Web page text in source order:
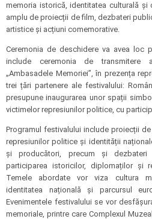
memoria istorică, identitatea culturală și
amplu de proiecții de film, dezbateri
artistice și acțiuni comemorative.
Ceremonia de deschidere va avea loc
include ceremonia de transmitere
„Ambasadele Memoriei”, în prezența
trei țări partenere ale festivalului:
presupune inaugurarea unor spații
victimelor represiunilor politice, cu
Programul festivalului include proiecții
represiunilor politice și identității
și producători, precum și dezbateri
participarea istoricilor, diplomaților și
Temele abordate vor viza cultura
identitatea națională și parcursul
Evenimentele festivalului se vor
memoriale, printre care Complexul